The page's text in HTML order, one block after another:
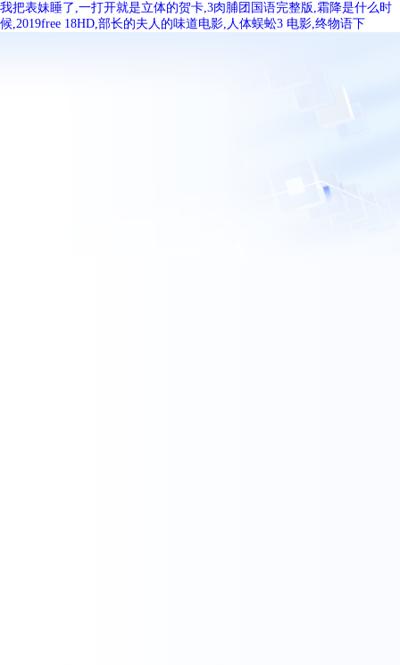
我把表妹睡了,一打开就是立体的贺卡,3肉脯团国语完整版,霜降是什么时
候,2019free 18HD,部长的夫人的味道电影,人体蜈蚣3 电影,终物语下